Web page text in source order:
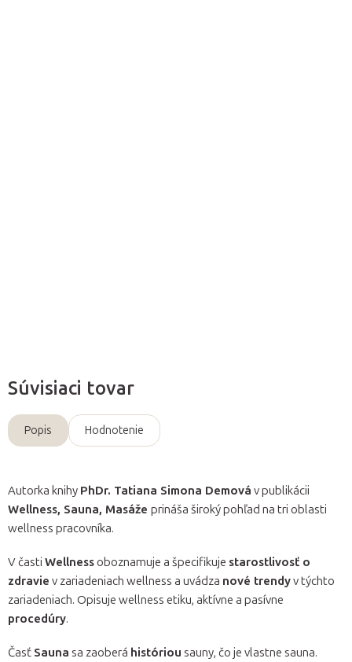
Súvisiaci tovar
Popis Hodnotenie
Autorka knihy PhDr. Tatiana Simona Demová v publikácii
Wellness, Sauna, Masáže prináša široký pohľad na tri oblasti
wellness pracovníka.
V časti Wellnessoboznamuje a špecifikuje starostlivosť o
zdravie v zariadeniach wellness a uvádza nové trendyv týchto
zariadeniach. Opisuje wellness etiku, aktívne a pasívne
procedúry.
Časť Sauna sa zaoberá históriou sauny, čo je vlastne sauna.